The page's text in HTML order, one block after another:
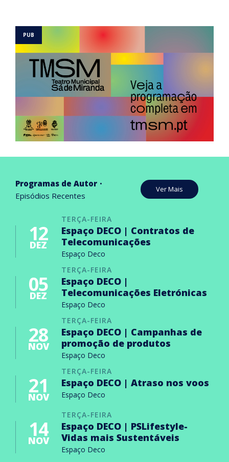
Programas de Autor
Episódios Recentes
Ver Mais
TERÇA-FEIRA
12
DEZ
Espaço DECO | Contratos de
Telecomunicações
Espaço Deco
TERÇA-FEIRA
05
DEZ
Espaço DECO |
Telecomunicações Eletrónicas
Espaço Deco
TERÇA-FEIRA
28
NOV
Espaço DECO | Campanhas de
promoção de produtos
Espaço Deco
TERÇA-FEIRA
21
NOV
Espaço DECO | Atraso nos voos
Espaço Deco
TERÇA-FEIRA
14
NOV
Espaço DECO | PSLifestyle-
Vidas mais Sustentáveis
Espaço Deco